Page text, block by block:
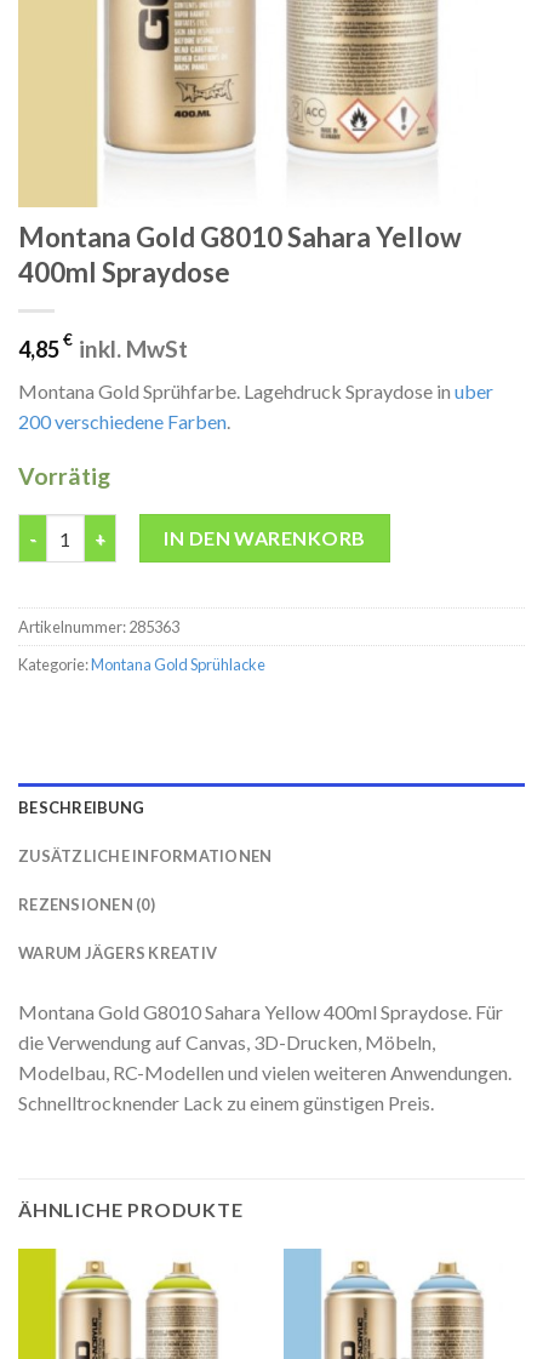
Montana Gold G8010 Sahara Yellow
400ml Spraydose
4,85€ inkl. MwSt
Montana Gold Sprühfarbe. Lagehdruck Spraydose in uber
200 verschiedene Farben.
Vorrätig
IN DEN WARENKORB
Artikelnummer:285363
Kategorie:Montana Gold Sprühlacke
BESCHREIBUNG
ZUSÄTZLICHE INFORMATIONEN
REZENSIONEN (0)
WARUM JÄGERS KREATIV
Montana Gold G8010 Sahara Yellow 400ml Spraydose. Für
die Verwendung auf Canvas, 3D-Drucken, Möbeln,
Modelbau, RC-Modellen und vielen weiteren Anwendungen.
Schnelltrocknender Lack zu einem günstigen Preis.
ÄHNLICHE PRODUKTE